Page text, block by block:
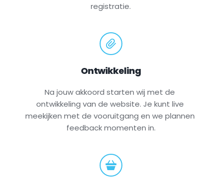
registratie.
Ontwikkeling
Na jouw akkoord starten wij met de
ontwikkeling van de website. Je kunt live
meekijken met de vooruitgang en we plannen
feedback momenten in.